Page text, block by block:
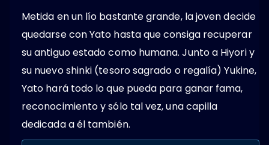
Metida en un lío bastante grande, la joven decide
quedarse con Yato hasta que consiga recuperar
su antiguo estado como humana. Junto a Hiyori y
su nuevo shinki (tesoro sagrado o regalía) Yukine,
Yato hará todo lo que pueda para ganar fama,
reconocimiento y sólo tal vez, una capilla
dedicada a él también.